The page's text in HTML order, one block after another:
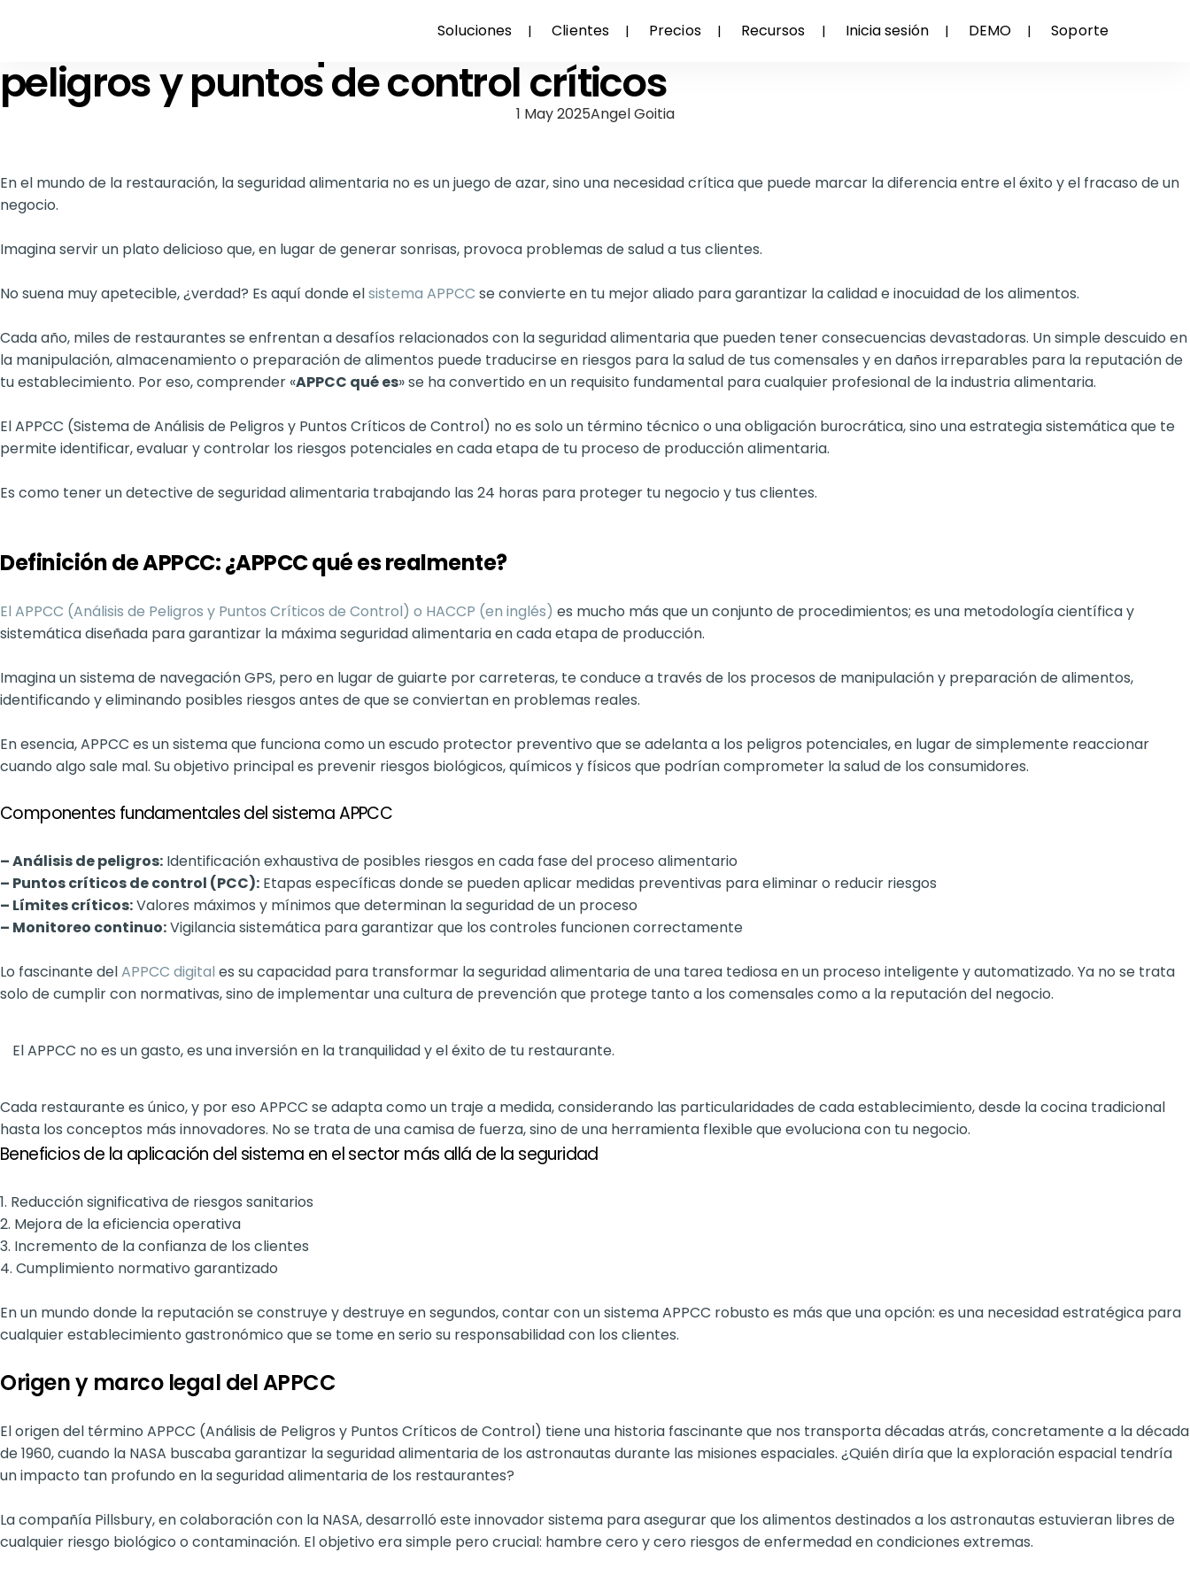
Soluciones Clientes Precios Recursos Inicia sesión DEMO Soporte
Sistema APPCC qué es en el sector alimentario: Análisis de
peligros y puntos de control críticos
1 May 2025Angel Goitia
En el mundo de la restauración, la seguridad alimentaria no es un juego de azar, sino una necesidad crítica que puede marcar la diferencia entre el éxito y el fracaso de un
negocio.
Imagina servir un plato delicioso que, en lugar de generar sonrisas, provoca problemas de salud a tus clientes.
No suena muy apetecible, ¿verdad? Es aquí donde elsistema APPCC se convierte en tu mejor aliado para garantizar la calidad e inocuidad de los alimentos.
Cada año, miles de restaurantes se enfrentan a desafíos relacionados con la seguridad alimentaria que pueden tener consecuencias devastadoras. Un simple descuido en
la manipulación, almacenamiento o preparación de alimentos puede traducirse en riesgos para la salud de tus comensales y en daños irreparables para la reputación de
tu establecimiento. Por eso, comprender «APPCC qué es» se ha convertido en un requisito fundamental para cualquier profesional de la industria alimentaria.
El APPCC (Sistema de Análisis de Peligros y Puntos Críticos de Control) no es solo un término técnico o una obligación burocrática, sino una estrategia sistemática que te
permite identificar, evaluar y controlar los riesgos potenciales en cada etapa de tu proceso de producción alimentaria.
Es como tener un detective de seguridad alimentaria trabajando las 24 horas para proteger tu negocio y tus clientes.
Definición de APPCC: ¿APPCC qué es realmente?
El APPCC (Análisis de Peligros y Puntos Críticos de Control) o HACCP (en inglés) es mucho más que un conjunto de procedimientos; es una metodología científica y
sistemática diseñada para garantizar la máxima seguridad alimentaria en cada etapa de producción.
Imagina un sistema de navegación GPS, pero en lugar de guiarte por carreteras, te conduce a través de los procesos de manipulación y preparación de alimentos,
identificando y eliminando posibles riesgos antes de que se conviertan en problemas reales.
En esencia, APPCC es un sistema que funciona como un escudo protector preventivo que se adelanta a los peligros potenciales, en lugar de simplemente reaccionar
cuando algo sale mal. Su objetivo principal es prevenir riesgos biológicos, químicos y físicos que podrían comprometer la salud de los consumidores.
Componentes fundamentales del sistema APPCC
– Análisis de peligros: Identificación exhaustiva de posibles riesgos en cada fase del proceso alimentario
– Puntos críticos de control (PCC): Etapas específicas donde se pueden aplicar medidas preventivas para eliminar o reducir riesgos
– Límites críticos:Valores máximos y mínimos que determinan la seguridad de un proceso
– Monitoreo continuo:Vigilancia sistemática para garantizar que los controles funcionen correctamente
Lo fascinante delAPPCC digital es su capacidad para transformar la seguridad alimentaria de una tarea tediosa en un proceso inteligente y automatizado. Ya no se trata
solo de cumplir con normativas, sino de implementar una cultura de prevención que protege tanto a los comensales como a la reputación del negocio.
El APPCC no es un gasto, es una inversión en la tranquilidad y el éxito de tu restaurante.
Cada restaurante es único, y por eso APPCC se adapta como un traje a medida, considerando las particularidades de cada establecimiento, desde la cocina tradicional
hasta los conceptos más innovadores. No se trata de una camisa de fuerza, sino de una herramienta flexible que evoluciona con tu negocio.
Beneficios de la aplicación del sistema en el sector más allá de la seguridad
1. Reducción significativa de riesgos sanitarios
2. Mejora de la eficiencia operativa
3. Incremento de la confianza de los clientes
4. Cumplimiento normativo garantizado
En un mundo donde la reputación se construye y destruye en segundos, contar con un sistema APPCC robusto es más que una opción: es una necesidad estratégica para
cualquier establecimiento gastronómico que se tome en serio su responsabilidad con los clientes.
Origen y marco legal del APPCC
El origen del término APPCC (Análisis de Peligros y Puntos Críticos de Control) tiene una historia fascinante que nos transporta décadas atrás, concretamente a la década
de 1960, cuando la NASA buscaba garantizar la seguridad alimentaria de los astronautas durante las misiones espaciales. ¿Quién diría que la exploración espacial tendría
un impacto tan profundo en la seguridad alimentaria de los restaurantes?
La compañía Pillsbury, en colaboración con la NASA, desarrolló este innovador sistema para asegurar que los alimentos destinados a los astronautas estuvieran libres de
cualquier riesgo biológico o contaminación. El objetivo era simple pero crucial: hambre cero y cero riesgos de enfermedad en condiciones extremas.